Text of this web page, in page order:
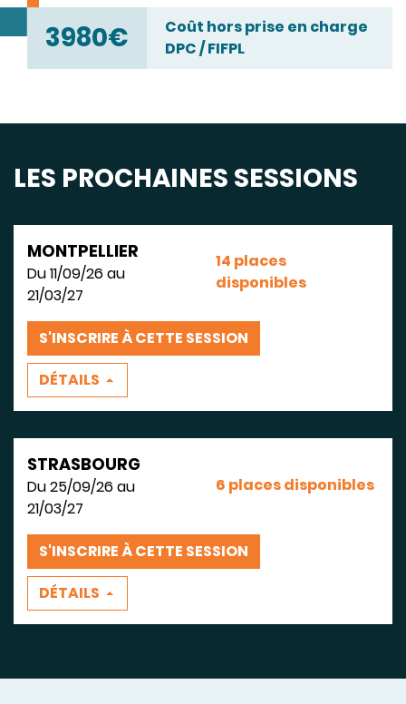
3980€
Coût hors prise en charge
DPC / FIFPL
LES PROCHAINES SESSIONS
MONTPELLIER
Du 11/09/26 au
21/03/27
14 places
disponibles
S'INSCRIRE À CETTE SESSION
DÉTAILS
STRASBOURG
Du 25/09/26 au
21/03/27
6 places disponibles
S'INSCRIRE À CETTE SESSION
DÉTAILS